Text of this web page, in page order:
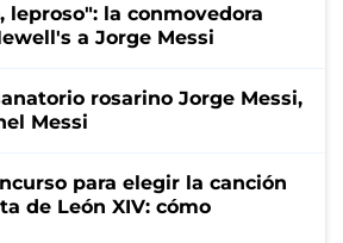
leproso": la conmovedora
a Jorge Messi
rosarino Jorge Messi,
Messi
para elegir la canción
de León XIV: cómo